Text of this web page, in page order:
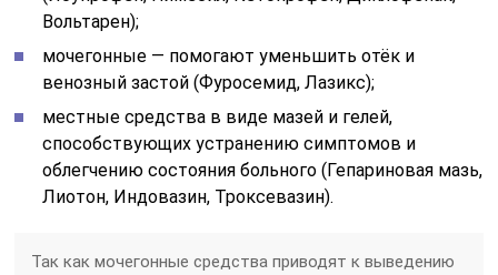
Вольтарен);
мочегонные — помогают уменьшить отёк и
венозный застой (Фуросемид, Лазикс);
местные средства в виде мазей и гелей,
способствующих устранению симптомов и
облегчению состояния больного (Гепариновая мазь,
Лиотон, Индовазин, Троксевазин).
Так как мочегонные средства приводят к выведению